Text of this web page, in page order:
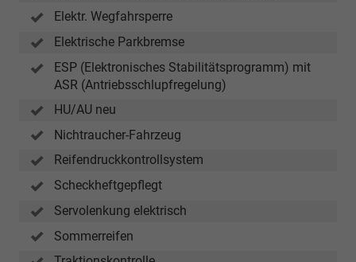
Elektr. Wegfahrsperre
Elektrische Parkbremse
ESP (Elektronisches Stabilitätsprogramm) mit
ASR (Antriebsschlupfregelung)
HU/AU neu
Nichtraucher-Fahrzeug
Reifendruckkontrollsystem
Scheckheftgepflegt
Servolenkung elektrisch
Sommerreifen